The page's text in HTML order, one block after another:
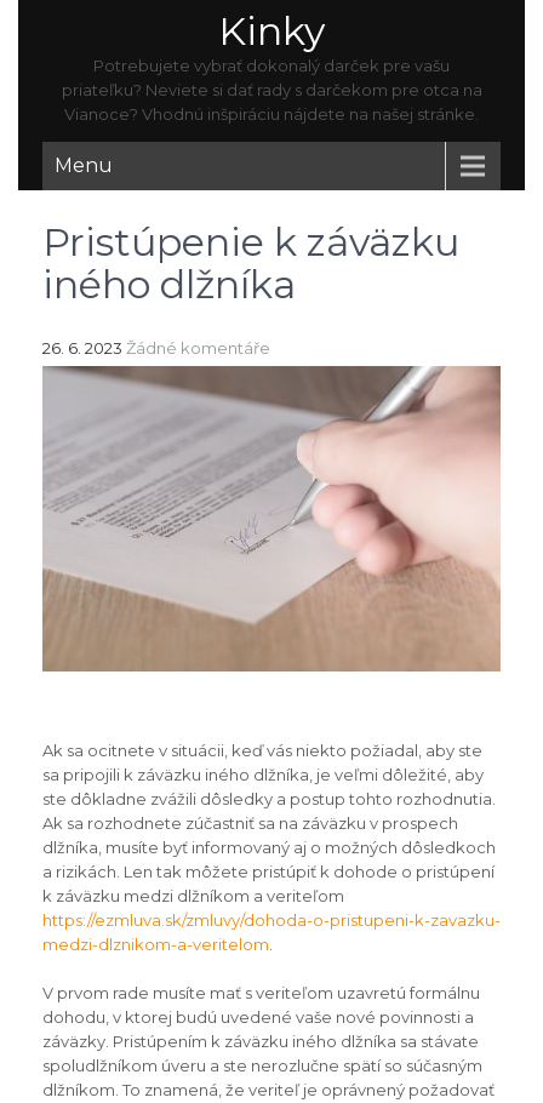
Kinky
Potrebujete vybrať dokonalý darček pre vašu
priateľku? Neviete si dať rady s darčekom pre otca na
Vianoce? Vhodnú inšpiráciu nájdete na našej stránke.
Menu
Pristúpenie k záväzku
iného dlžníka
26. 6. 2023 Žádné komentáře
Ak sa ocitnete v situácii, keď vás niekto požiadal, aby ste
sa pripojili k záväzku iného dlžníka, je veľmi dôležité, aby
ste dôkladne zvážili dôsledky a postup tohto rozhodnutia.
Ak sa rozhodnete zúčastniť sa na záväzku v prospech
dlžníka, musíte byť informovaný aj o možných dôsledkoch
a rizikách. Len tak môžete pristúpiť k dohode o pristúpení
k záväzku medzi dlžníkom a veriteľom
https://ezmluva.sk/zmluvy/dohoda-o-pristupeni-k-zavazku-
medzi-dlznikom-a-veritelom
V prvom rade musíte mať s veriteľom uzavretú formálnu
dohodu, v ktorej budú uvedené vaše nové povinnosti a
záväzky. Pristúpením k záväzku iného dlžníka sa stávate
spoludlžníkom úveru a ste nerozlučne spätí so súčasným
dlžníkom. To znamená, že veriteľ je oprávnený požadovať